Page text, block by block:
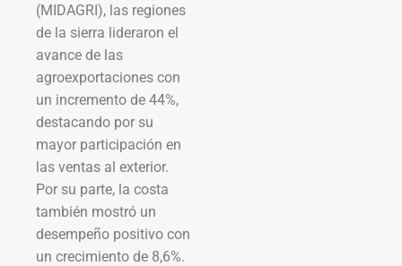
(MIDAGRI), las regiones
de la sierra lideraron el
avance de las
agroexportaciones con
un incremento de 44%,
destacando por su
mayor participación en
las ventas al exterior.
Por su parte, la costa
también mostró un
desempeño positivo con
un crecimiento de 8,6%.